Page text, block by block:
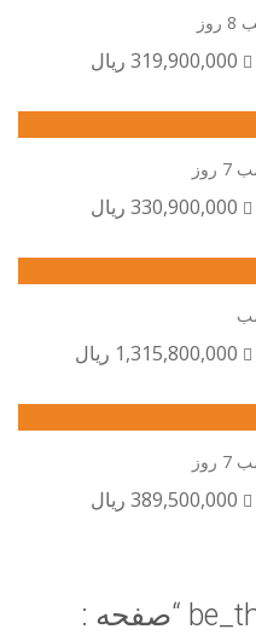
319,900,000 ریال
330,900,000 ریال
1,315,800,000 ریال
389,500,000 ریال
be_the_first_to_comment “صفحه :